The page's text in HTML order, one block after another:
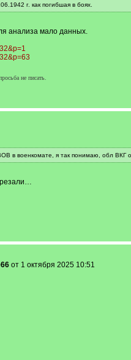
г. как погибшая в боях.
анализа мало данных.
не писать.
в военкомате, я так понимаю, обл ВКГ
от 1 октября 2025 10:51